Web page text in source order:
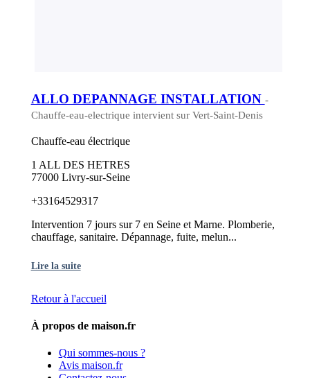
ALLO DEPANNAGE INSTALLATION -
Chauffe-eau-electrique intervient sur Vert-Saint-Denis
Chauffe-eau électrique
1 ALL DES HETRES
77000 Livry-sur-Seine
+33164529317
Intervention 7 jours sur 7 en Seine et Marne. Plomberie,
chauffage, sanitaire. Dépannage, fuite, melun...
Lire la suite
Retour à l'accueil
À propos de maison.fr
Qui sommes-nous ?
Avis maison.fr